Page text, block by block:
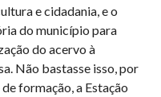
e cidadania, e o
do município para
do acervo à
Não bastasse isso, por
formação, a Estação